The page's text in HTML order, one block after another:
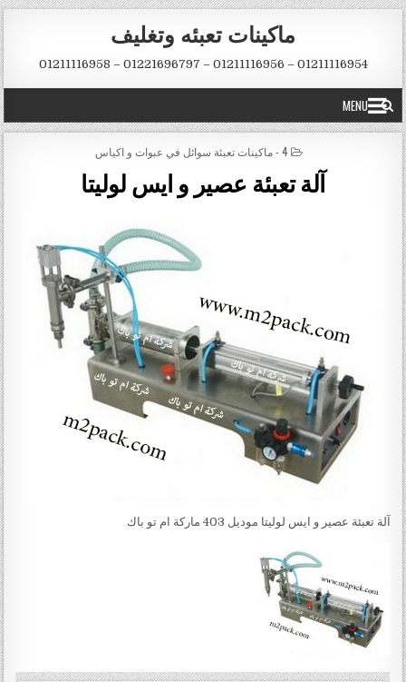
Skip to content
ماكينات تعبئه وتغليف
01211116954 – 01211116956 – 01221696797 – 01211116958
MENU
POSTED IN
4 - ماكينات تعبئة سوائل في عبوات و اكياس
آلة تعبئة عصير و ايس لوليتا
آلة تعبئة عصير و ايس لوليتا موديل 403 ماركة ام تو باك